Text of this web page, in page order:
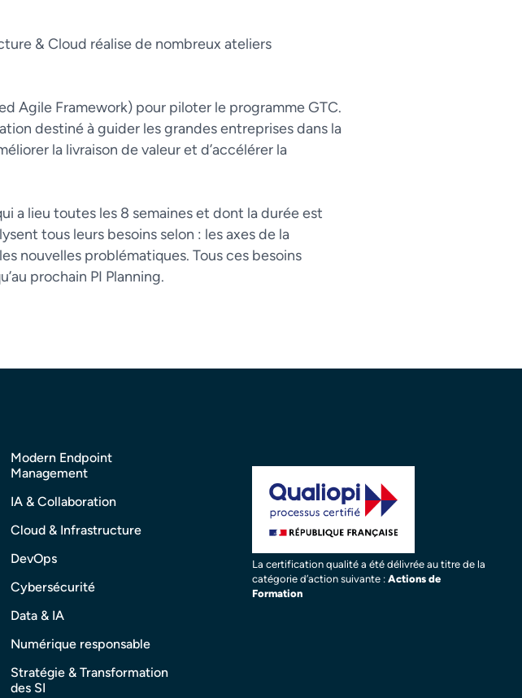
& Cloud réalise de nombreux ateliers
Agile Framework) pour piloter le programme GTC.
destiné à guider les grandes entreprises dans la
la livraison de valeur et d’accélérer la
a lieu toutes les 8 semaines et dont la durée est
tous leurs besoins selon : les axes de la
nouvelles problématiques. Tous ces besoins
prochain PI Planning.
Modern Endpoint
Management
IA & Collaboration
Cloud & Infrastructure
DevOps
Cybersécurité
Data & IA
Numérique responsable
Stratégie & Transformation
des SI
La certification qualité a été délivrée au titre de la
catégorie d’action suivante : Actions de
Formation